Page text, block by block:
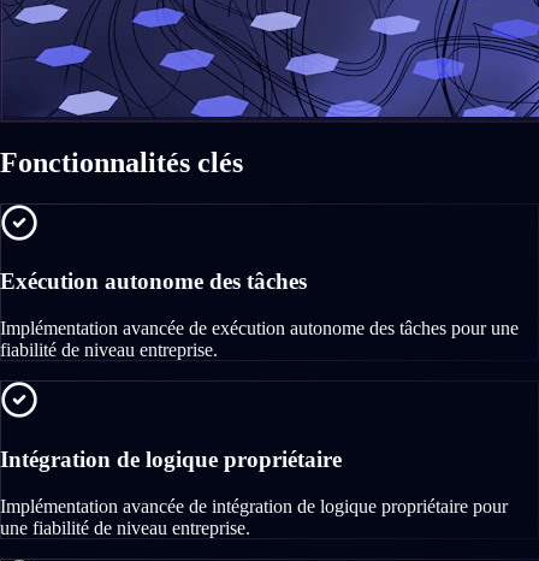
Fonctionnalités clés
Exécution autonome des tâches
Implémentation avancée de exécution autonome des tâches pour une
fiabilité de niveau entreprise.
Intégration de logique propriétaire
Implémentation avancée de intégration de logique propriétaire pour
une fiabilité de niveau entreprise.